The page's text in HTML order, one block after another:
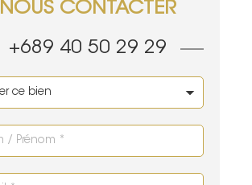
NOUS CONTACTER
+689 40 50 29 29